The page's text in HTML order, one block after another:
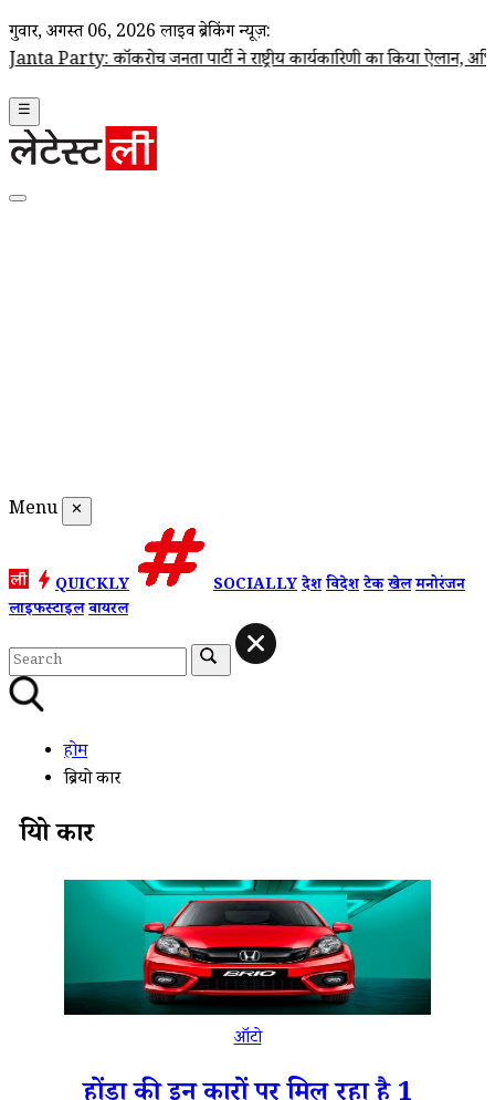
गुरूवार, अगस्त 06, 2026 लाइव ब्रेकिंग न्यूज़:
कॉकरोच जनता पार्टी ने राष्ट्रीय कार्यकारिणी का किया ऐलान, अभिजीत
☰
Menu ✕
QUICKLY SOCIALLYदेशविदेशटेकखेलमनोरंजन
लाइफस्टाइलवायरल
होम
ब्रियो कार
ब्रियो कार
ऑटो